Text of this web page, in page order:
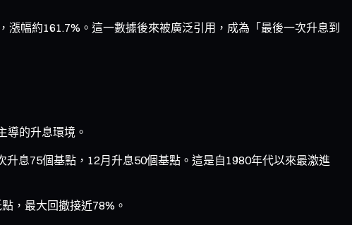
幅約161.7%。這一數據後來被廣泛引用，成為「最後一次升息到
導的升息環境。
息75個基點，12月升息50個基點。這是自1980年代以來最激進
，最大回撤接近78%。